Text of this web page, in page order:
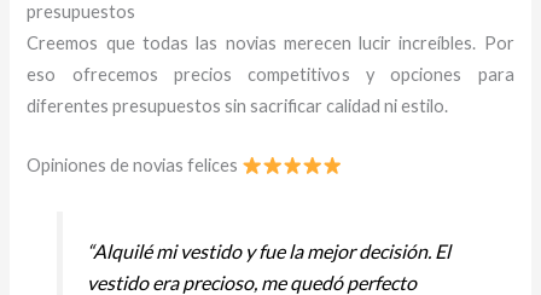
presupuestos
Creemos que todas las novias merecen lucir increíbles. Por
eso ofrecemos precios competitivos y opciones para
diferentes presupuestos sin sacrificar calidad ni estilo.
Opiniones de novias felices
“Alquilé mi vestido y fue la mejor decisión. El
vestido era precioso, me quedó perfecto